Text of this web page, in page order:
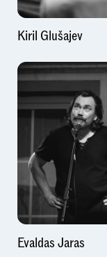
Kiril Glušajev
Evaldas Jaras